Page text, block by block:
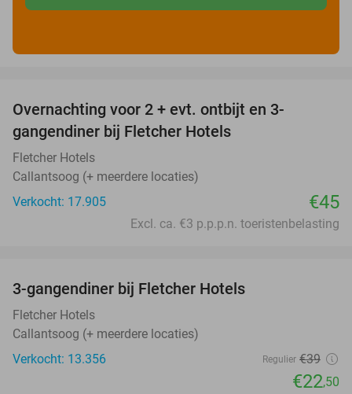
Overnachting voor 2 + evt. ontbijt en 3-
gangendiner bij Fletcher Hotels
Fletcher Hotels
Callantsoog (+ meerdere locaties)
Verkocht: 17.905
€45
Excl. ca. €3 p.p.p.n. toeristenbelasting
3-gangendiner bij Fletcher Hotels
Fletcher Hotels
Callantsoog (+ meerdere locaties)
Verkocht: 13.356
Regulier €39
€22,50